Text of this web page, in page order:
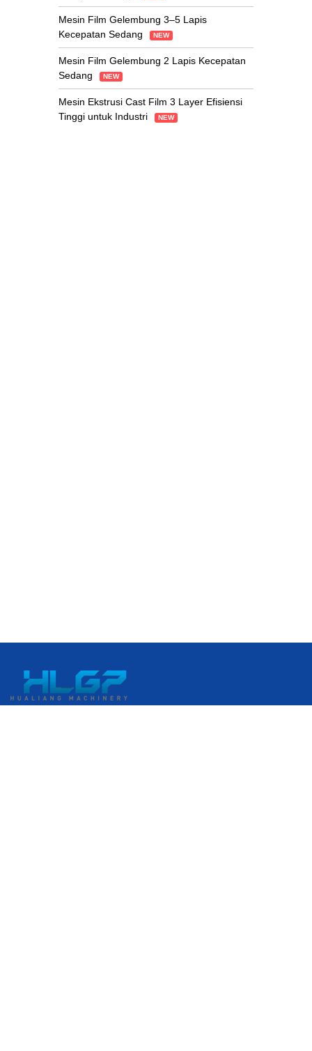
Mesin Film Gelembung 3–5 Lapis
Kecepatan Sedang
NEW
Mesin Film Gelembung 2 Lapis Kecepatan
Sedang
NEW
Mesin Ekstrusi Cast Film 3 Layer Efisiensi
Tinggi untuk Industri
NEW